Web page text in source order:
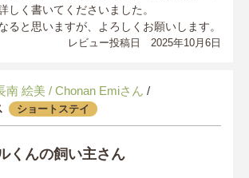
しく書いてくださいました。
ると思いますが、よろしくお願いします。
レビュー投稿日 2025年10月6日
南 絵美 / Chonan Emiさん /
ショートステイ
くんの飼い主さん